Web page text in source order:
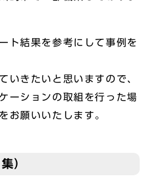
ト結果を参考にして事例を
いきたいと思いますので、
ーションの取組を行った場
お願いいたします。
）